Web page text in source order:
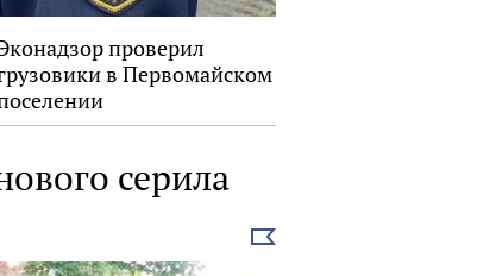
проверил
в Первомайском
серила
Выбрать